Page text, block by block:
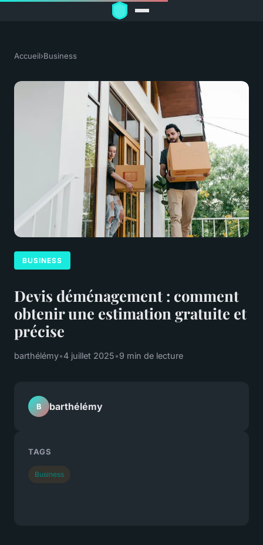
Accueil›Business
BUSINESS
Devis déménagement : comment
obtenir une estimation gratuite et
précise
barthélémy•4 juillet 2025•9 min de lecture
B barthélémy
TAGS
Business